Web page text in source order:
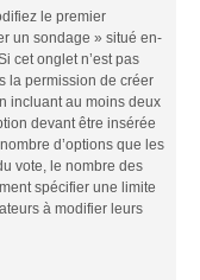
le premier
un sondage » situé en-
cet onglet n’est pas
la permission de créer
incluant au moins deux
devant être insérée
d’options que les
vote, le nombre des
spécifier une limite
à modifier leurs